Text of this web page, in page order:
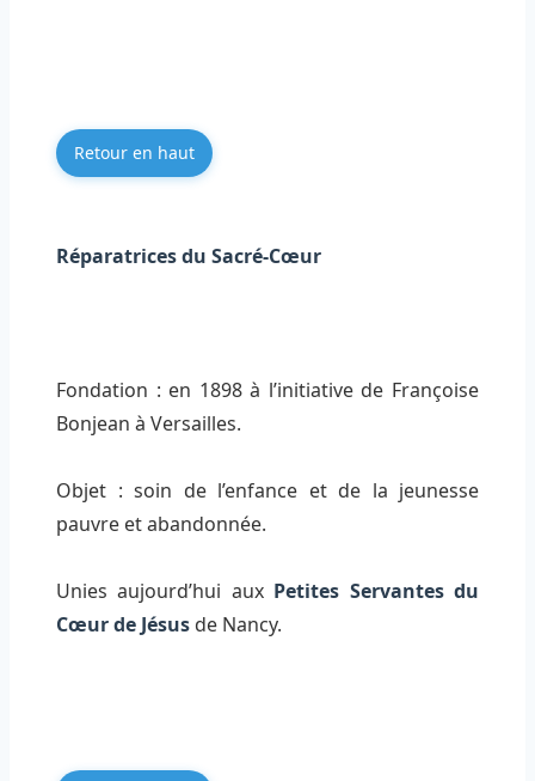
Retour en haut
Réparatrices du Sacré-Cœur
Fondation : en 1898 à l’initiative de Françoise
Bonjean à Versailles.
Objet : soin de l’enfance et de la jeunesse
pauvre et abandonnée.
Unies aujourd’hui aux Petites Servantes du
Cœur de Jésus de Nancy.